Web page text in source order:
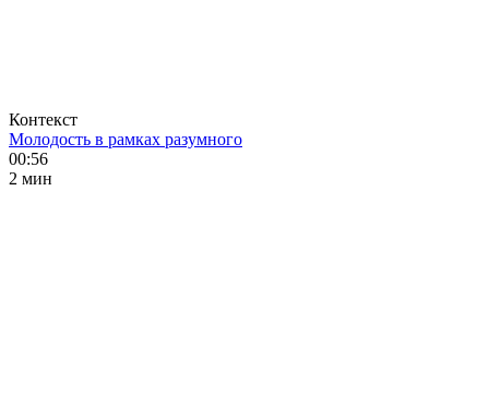
Контекст
Молодость в рамках разумного
00:56
2 мин